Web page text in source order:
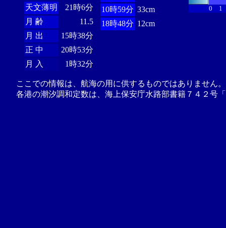
天文薄明
21時6分
月 齢
11.5
月 出
15時38分
正 中
20時53分
月 入
1時32分
10時59分 33cm
18時48分 12cm
0 1
ここでの情報は、航海の用に供するものではありません
各港の潮汐調和定数は、海上保安庁水路部書籍７４２号